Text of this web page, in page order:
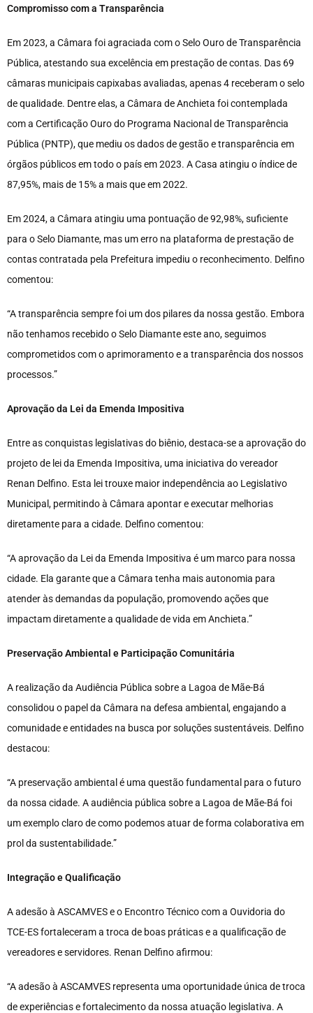
Compromisso com a Transparência
Em 2023, a Câmara foi agraciada com o Selo Ouro de Transparência
Pública, atestando sua excelência em prestação de contas. Das 69
câmaras municipais capixabas avaliadas, apenas 4 receberam o selo
de qualidade. Dentre elas, a Câmara de Anchieta foi contemplada
com a Certificação Ouro do Programa Nacional de Transparência
Pública (PNTP), que mediu os dados de gestão e transparência em
órgãos públicos em todo o país em 2023. A Casa atingiu o índice de
87,95%, mais de 15% a mais que em 2022.
Em 2024, a Câmara atingiu uma pontuação de 92,98%, suficiente
para o Selo Diamante, mas um erro na plataforma de prestação de
contas contratada pela Prefeitura impediu o reconhecimento. Delfino
comentou:
“A transparência sempre foi um dos pilares da nossa gestão. Embora
não tenhamos recebido o Selo Diamante este ano, seguimos
comprometidos com o aprimoramento e a transparência dos nossos
processos.”
Aprovação da Lei da Emenda Impositiva
Entre as conquistas legislativas do biênio, destaca-se a aprovação do
projeto de lei da Emenda Impositiva, uma iniciativa do vereador
Renan Delfino. Esta lei trouxe maior independência ao Legislativo
Municipal, permitindo à Câmara apontar e executar melhorias
diretamente para a cidade. Delfino comentou:
“A aprovação da Lei da Emenda Impositiva é um marco para nossa
cidade. Ela garante que a Câmara tenha mais autonomia para
atender às demandas da população, promovendo ações que
impactam diretamente a qualidade de vida em Anchieta.”
Preservação Ambiental e Participação Comunitária
A realização da Audiência Pública sobre a Lagoa de Mãe-Bá
consolidou o papel da Câmara na defesa ambiental, engajando a
comunidade e entidades na busca por soluções sustentáveis. Delfino
destacou:
“A preservação ambiental é uma questão fundamental para o futuro
da nossa cidade. A audiência pública sobre a Lagoa de Mãe-Bá foi
um exemplo claro de como podemos atuar de forma colaborativa em
prol da sustentabilidade.”
Integração e Qualificação
A adesão à ASCAMVES e o Encontro Técnico com a Ouvidoria do
TCE-ES fortaleceram a troca de boas práticas e a qualificação de
vereadores e servidores. Renan Delfino afirmou:
“A adesão à ASCAMVES representa uma oportunidade única de troca
de experiências e fortalecimento da nossa atuação legislativa. A